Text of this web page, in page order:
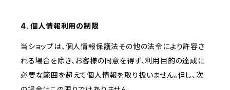
4. 個人情報利用の制限
当ショップは、個人情報保護法その他の法令により許容さ
れる場合を除き、お客様の同意を得ず、利用目的の達成に
必要な範囲を超えて個人情報を取り扱いません。但し、次